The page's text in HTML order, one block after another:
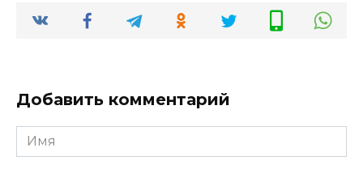
Добавить комментарий
Имя
*